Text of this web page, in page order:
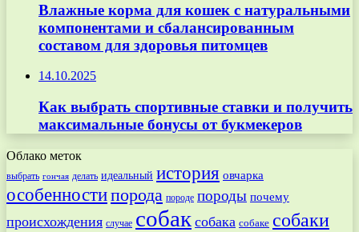
Влажные корма для кошек с натуральными
компонентами и сбалансированным
составом для здоровья питомцев
14.10.2025
Как выбрать спортивные ставки и получить
максимальные бонусы от букмекеров
Облако меток
выбрать гончая делать идеальный история овчарка
особенностипорода породе породы почему
происхождения случае собак собака собаке собаки